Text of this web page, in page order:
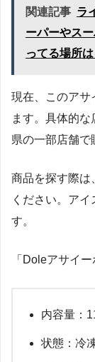
関連記事 ラ
ーパーやス
ってる場所は
現在、このアサ
ます。具体的
県の一部店舗で
商品を探す際は
ください。ア
す。
「Doleアサイ
内容量：
状態：冷